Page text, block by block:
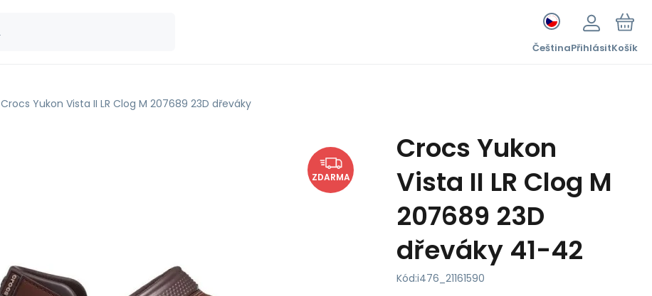
ČeštinaPřihlásitKošík
Crocs Yukon Vista II LR Clog M 207689 23D dřeváky
ZDARMA
Crocs Yukon
Vista II LR Clog M
207689 23D
dřeváky 41-42
Kód:i476_21161590